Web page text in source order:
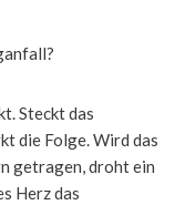
Steckt das
die Folge. Wird das
getragen, droht ein
Herz das